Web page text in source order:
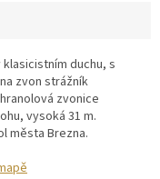
duchu, s
zvon strážník
zvonice
vysoká 31 m.
města Brezna.